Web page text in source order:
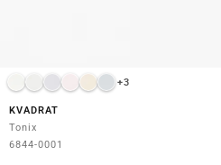
+3
KVADRAT
Tonix
6844-0001